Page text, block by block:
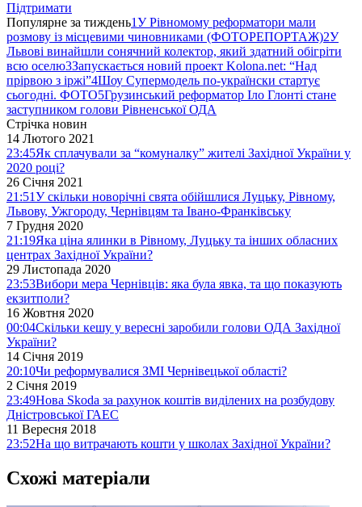
Підтримати
Популярне за тиждень1У Рівномому реформатори мали
розмову із місцевими чиновниками (ФОТОРЕПОРТАЖ)2У
Львові винайшли сонячний колектор, який здатний обігріти
всю оселю3Запускається новий проект Kolona.net: “Над
прірвою з іржі”4Шоу Супермодель по-українски стартує
сьогодні. ФОТО5Грузинський реформатор Іло Глонті стане
заступником голови Рівненської ОДА
Стрічка новин
14 Лютого 2021
23:45Як сплачували за “комуналку” жителі Західної України у
2020 році?
26 Січня 2021
21:51У скільки новорічні свята обійшлися Луцьку, Рівному,
Львову, Ужгороду, Чернівцям та Івано-Франківську
7 Грудня 2020
21:19Яка ціна ялинки в Рівному, Луцьку та інших обласних
центрах Західної України?
29 Листопада 2020
23:53Вибори мера Чернівців: яка була явка, та що показують
екзитполи?
16 Жовтня 2020
00:04Скільки кешу у вересні заробили голови ОДА Західної
України?
14 Січня 2019
20:10Чи реформувалися ЗМІ Чернівецької області?
2 Січня 2019
23:49Нова Skodа за рахунок коштів виділених на розбудову
Дністровської ГАЕС
11 Вересня 2018
23:52На що витрачають кошти у школах Західної України?
Схожі матеріали